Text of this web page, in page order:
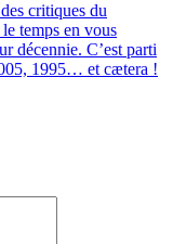
critiques du
temps en vous
décennie. C’est parti
1995… et cætera !